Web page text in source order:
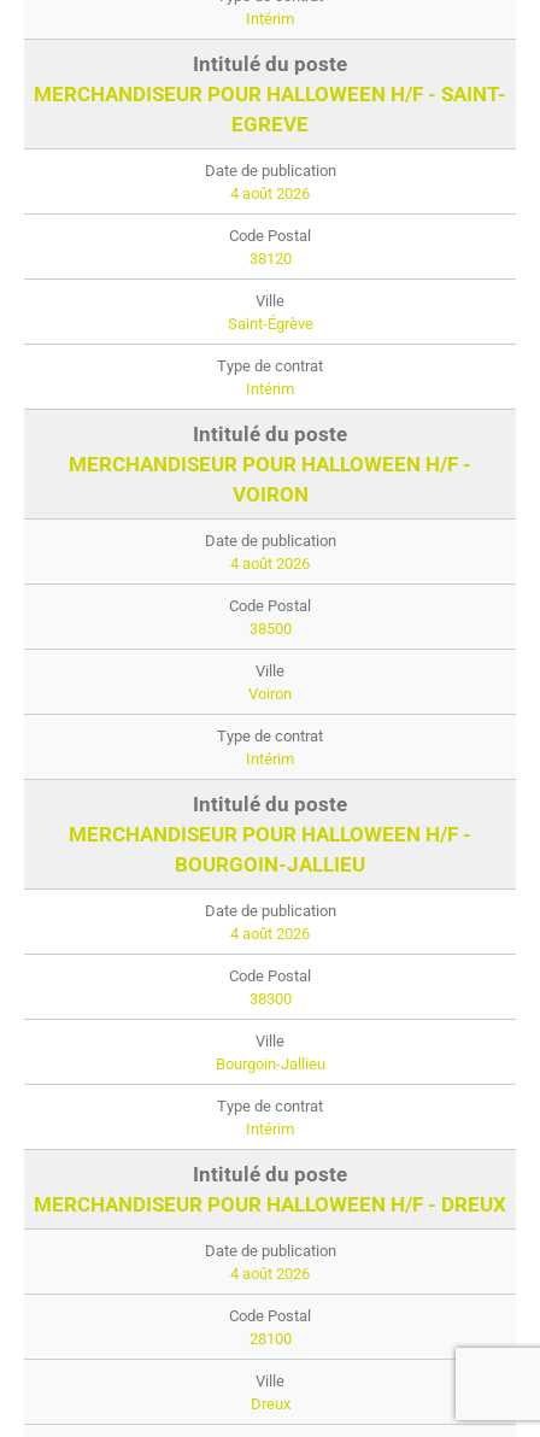
Intérim
MERCHANDISEUR POUR HALLOWEEN H/F - SAINT-
EGREVE
4 août 2026
38120
Saint-Égrève
Intérim
MERCHANDISEUR POUR HALLOWEEN H/F -
VOIRON
4 août 2026
38500
Voiron
Intérim
MERCHANDISEUR POUR HALLOWEEN H/F -
BOURGOIN-JALLIEU
4 août 2026
38300
Bourgoin-Jallieu
Intérim
MERCHANDISEUR POUR HALLOWEEN H/F - DREUX
4 août 2026
28100
Dreux